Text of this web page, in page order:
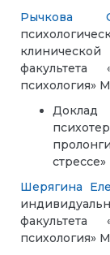
Рычкова
факультета
психология»
стрессе
Шерягина
факультета
психология»